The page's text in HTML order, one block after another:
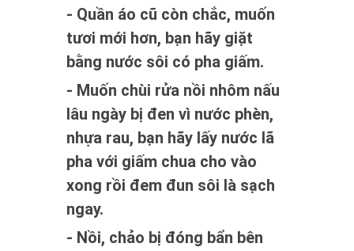
- Quần áo cũ còn chắc, muốn
tươi mới hơn, bạn hãy giặt
bằng nước sôi có pha giấm.
- Muốn chùi rửa nồi nhôm nấu
lâu ngày bị đen vì nước phèn,
nhựa rau, bạn hãy lấy nước lã
pha với giấm chua cho vào
xong rồi đem đun sôi là sạch
ngay.
- Nồi, chảo bị đóng bẩn bên